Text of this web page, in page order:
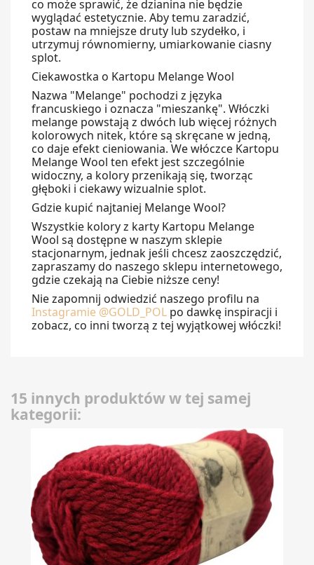
co może sprawić, że dzianina nie będzie
wyglądać estetycznie. Aby temu zaradzić,
postaw na mniejsze druty lub szydełko, i
utrzymuj równomierny, umiarkowanie ciasny
splot.
Ciekawostka o Kartopu Melange Wool
Nazwa "Melange" pochodzi z języka
francuskiego i oznacza "mieszankę". Włóczki
melange powstają z dwóch lub więcej różnych
kolorowych nitek, które są skręcane w jedną,
co daje efekt cieniowania. We włóczce Kartopu
Melange Wool ten efekt jest szczególnie
widoczny, a kolory przenikają się, tworząc
głęboki i ciekawy wizualnie splot.
Gdzie kupić najtaniej Melange Wool?
Wszystkie kolory z karty Kartopu Melange
Wool są dostępne w naszym sklepie
stacjonarnym, jednak jeśli chcesz zaoszczędzić,
zapraszamy do naszego sklepu internetowego,
gdzie czekają na Ciebie niższe ceny!
Nie zapomnij odwiedzić naszego profilu na
Instagramie @GOLD_POL po dawkę inspiracji i
zobacz, co inni tworzą z tej wyjątkowej włóczki!
15 innych produktów w tej samej
kategorii: